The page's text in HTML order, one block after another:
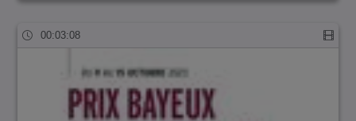
00:03:08